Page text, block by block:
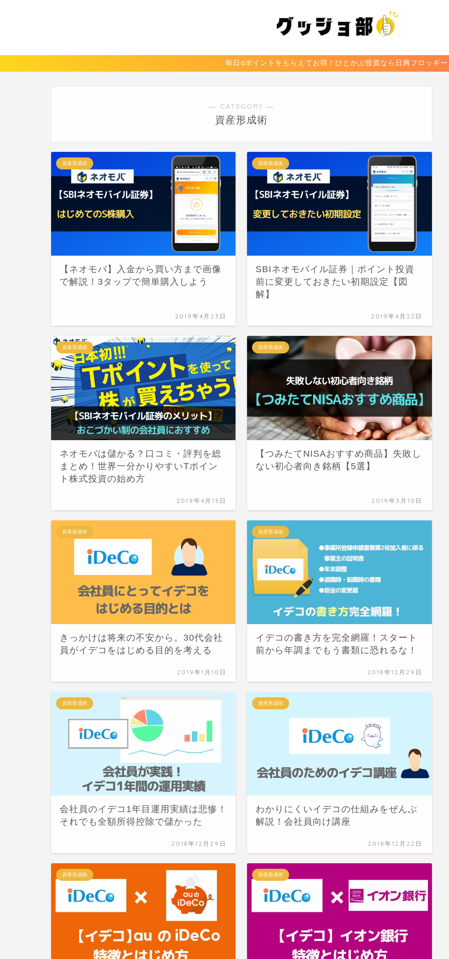
毎日dポイントをもらえてお得！ひとかぶ投資なら日興フロッギー
― CATEGORY ―
資産形成術
資産形成術
【ネオモバ】入金から買い方まで画像
で解説！3タップで簡単購入しよう
2019年4月23日
資産形成術
SBIネオモバイル証券｜ポイント投資
前に変更しておきたい初期設定【図
解】
2019年4月22日
資産形成術
ネオモバは儲かる？口コミ・評判を総
まとめ！世界一分かりやすいTポイン
ト株式投資の始め方
2019年4月13日
資産形成術
【つみたてNISAおすすめ商品】失敗し
ない初心者向き銘柄【5選】
2019年3月10日
資産形成術
きっかけは将来の不安から。30代会社
員がイデコをはじめる目的を考える
2019年1月10日
資産形成術
イデコの書き方を完全網羅！スタート
前から年調までもう書類に恐れるな！
2018年12月29日
資産形成術
会社員のイデコ1年目運用実績は悲惨！
それでも全額所得控除で儲かった
2018年12月29日
資産形成術
わかりにくいイデコの仕組みをぜんぶ
解説！会社員向け講座
2018年12月22日
資産形成術 資産形成術